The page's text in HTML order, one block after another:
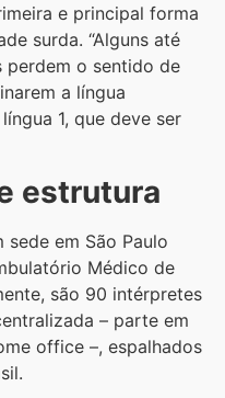
e principal forma
surda. “Alguns até
perdem o sentido de
a língua
1, que deve ser
estrutura
em São Paulo
Médico de
são 90 intérpretes
– parte em
office –, espalhados